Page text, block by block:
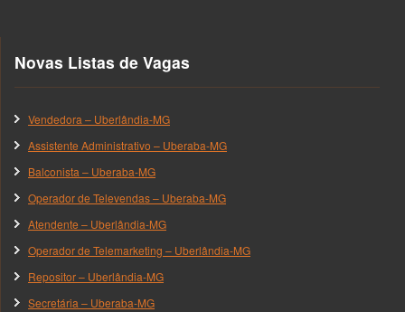
Novas Listas de Vagas
Vendedora – Uberlândia-MG
Assistente Administrativo – Uberaba-MG
Balconista – Uberaba-MG
Operador de Televendas – Uberaba-MG
Atendente – Uberlândia-MG
Operador de Telemarketing – Uberlândia-MG
Repositor – Uberlândia-MG
Secretária – Uberaba-MG